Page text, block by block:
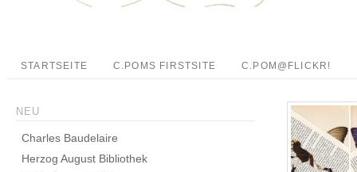
STARTSEITE C.POMS FIRSTSITE C.POM@FLICKR!
NEU
Charles Baudelaire
Herzog August Bibliothek